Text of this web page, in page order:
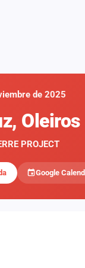
de 2025
Oleiros
PROJECT
Google